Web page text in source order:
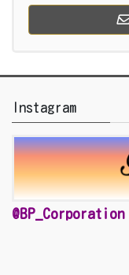
Instagram
@BP_Corporation